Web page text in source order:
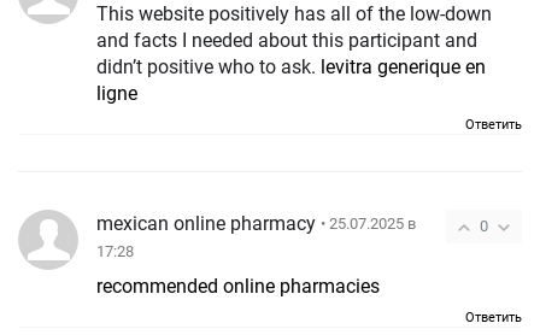
This website positively has all of the low-down
and facts I needed about this participant and
didn’t positive who to ask. levitra generique en
ligne
Ответить
0
mexican online pharmacy • 25.07.2025 в
17:28
recommended online pharmacies
Ответить